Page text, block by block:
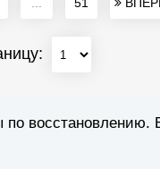
восстановлению.